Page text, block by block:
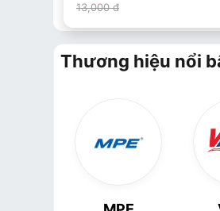
13,000 đ
Thương hiệu nổi